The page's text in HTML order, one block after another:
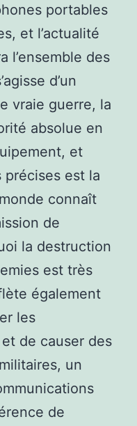
portables
et l’actualité
l’ensemble des
d’un
vraie guerre, la
absolue en
et
précises est la
connaît
de
la destruction
est très
également
les
de causer des
un
de